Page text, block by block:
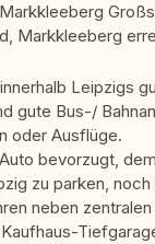
Markkleeberg
Leipzigs
gute Bus-/
oder Ausflüge.
bevorzugt,
zu parken,
neben